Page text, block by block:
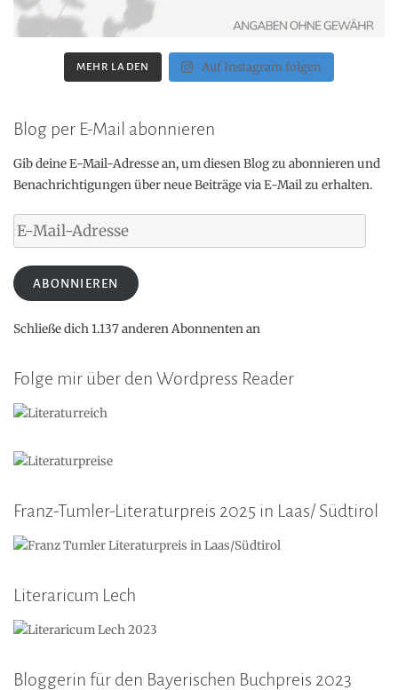
MEHR LADEN Auf Instagram folgen
Blog per E-Mail abonnieren
Gib deine E-Mail-Adresse an, um diesen Blog zu abonnieren und
Benachrichtigungen über neue Beiträge via E-Mail zu erhalten.
E-
Mail-
Adresse
ABONNIEREN
Schließe dich 1.137 anderen Abonnenten an
Folge mir über den Wordpress Reader
Franz-Tumler-Literaturpreis 2025 in Laas/ Südtirol
Literaricum Lech
Bloggerin für den Bayerischen Buchpreis 2023